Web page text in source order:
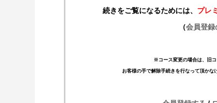
続きをご覧になるためには、 プレ
（会員登
※コース変更の場合は、旧
お客様の手で解除手続きを行なって頂か
①「アストンマーティンとの交渉4...